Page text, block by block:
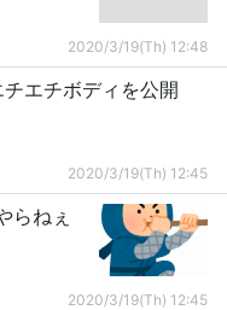
2020/3/19(Th) 12:48
チエチボディを公開
2020/3/19(Th) 12:45
らねぇ
2020/3/19(Th) 12:45